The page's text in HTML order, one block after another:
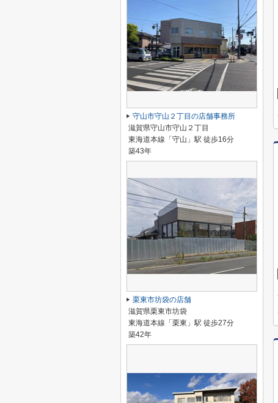
守山市守山２丁目の店舗事務所
滋賀県守山市守山２丁目
東海道本線「守山」駅 徒歩16分
築43年
栗東市坊袋の店舗
滋賀県栗東市坊袋
東海道本線「栗東」駅 徒歩27分
築42年